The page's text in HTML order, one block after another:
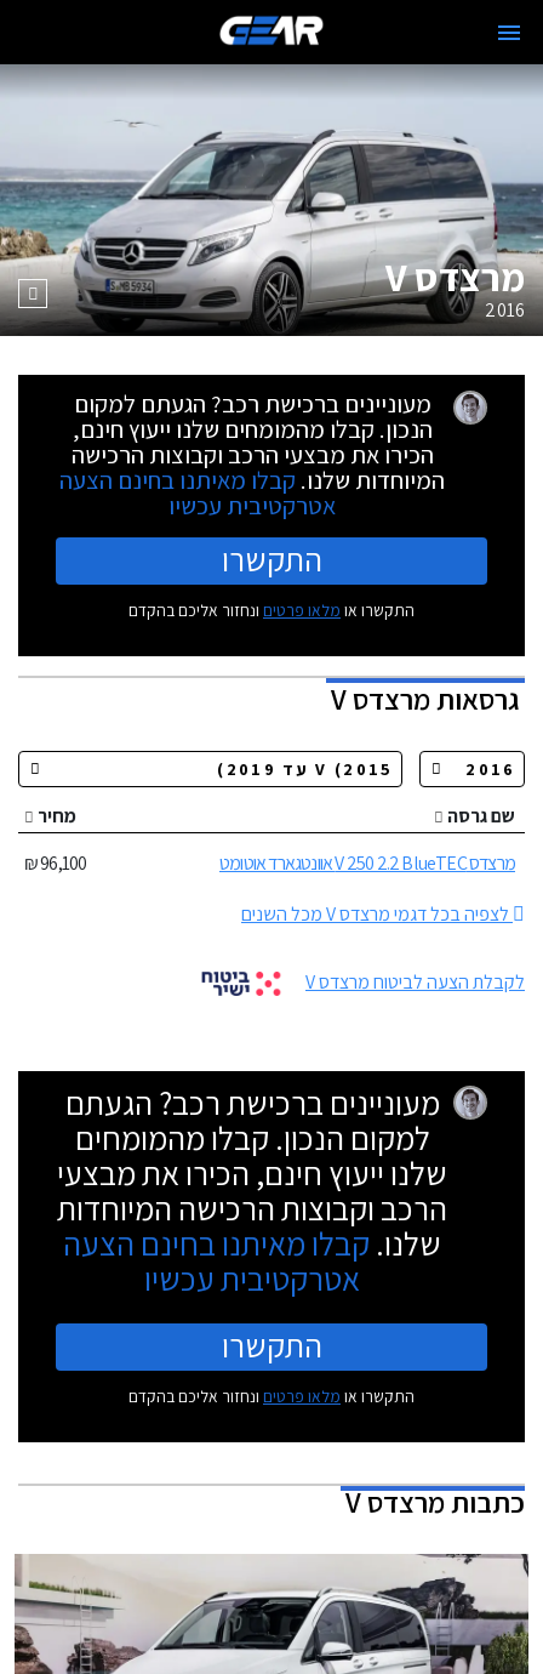
מרצדס V
2016
מעוניינים ברכישת רכב? הגעתם למקום
הנכון. קבלו מהמומחים שלנו ייעוץ חינם,
הכירו את מבצעי הרכב וקבוצות הרכישה
המיוחדות שלנו. קבלו מאיתנו בחינם הצעה
אטרקטיבית עכשיו
התקשרו
התקשרו או מלאו פרטים ונחזור אליכם בהקדם
גרסאותמרצדס V
שם גרסה
מחיר
מרצדס V 250 2.2 BlueTEC אוונטגארד אוטומט
96,100 ₪
לצפיה בכל דגמי מרצדס V מכל השנים
לקבלת הצעה לביטוח מרצדס V
מעוניינים ברכישת רכב? הגעתם
למקום הנכון. קבלו מהמומחים
שלנו ייעוץ חינם, הכירו את מבצעי
הרכב וקבוצות הרכישה המיוחדות
שלנו. קבלו מאיתנו בחינם הצעה
אטרקטיבית עכשיו
התקשרו
התקשרו או מלאו פרטים ונחזור אליכם בהקדם
כתבותמרצדס V